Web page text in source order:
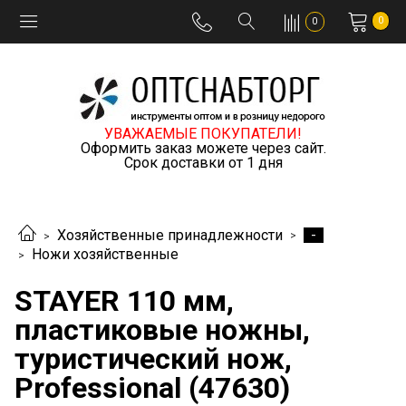
0 0
УВАЖАЕМЫЕ ПОКУПАТЕЛИ!
Оформить заказ можете через сайт.
Срок доставки от 1 дня
Хозяйственные принадлежности
-
Ножи хозяйственные
STAYER 110 мм,
пластиковые ножны,
туристический нож,
Professional (47630)